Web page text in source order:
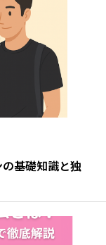
基礎知識と独